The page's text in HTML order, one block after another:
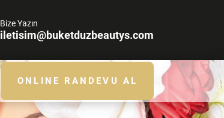
Bize Yazın
iletisim@buketduzbeautys.com
ONLINE RANDEVU AL